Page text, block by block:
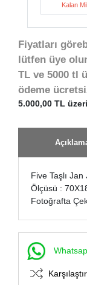
Kalan
Fiyatları
lütfen üye
TL ve 5000 tl
ödeme
5.000,00 TL
Five Taşlı
Ölçüsü :
Fotoğrafta